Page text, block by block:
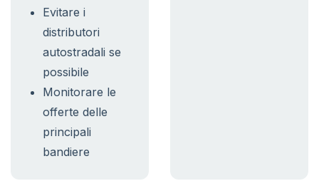
Evitare i
distributori
autostradali se
possibile
Monitorare le
offerte delle
principali
bandiere